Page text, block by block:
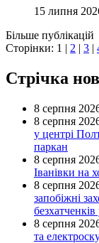
15 липня
Більше публікацій
Сторінки: 1 | 2 | 3 |
Стрічка
8 серпня
8 серпня
у центрі
паркан
8 серпня
Іванівки на
8 серпня
запобіжні
8 серпня
та